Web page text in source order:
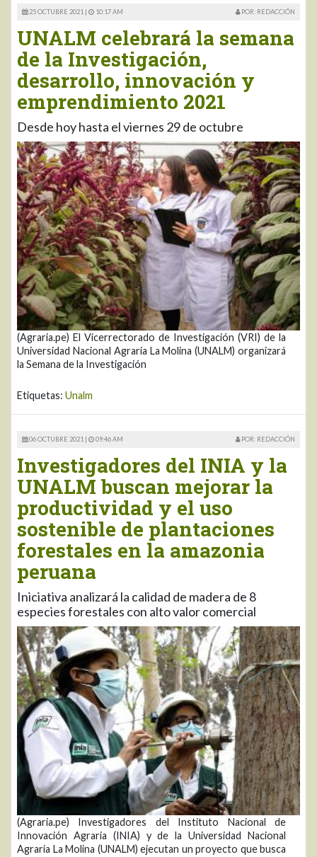
25 OCTUBRE 2021 | 10:17 AM POR: REDACCIÓN
UNALM celebrará la semana
de la Investigación,
desarrollo, innovación y
emprendimiento 2021
Desde hoy hasta el viernes 29 de octubre
(Agraria.pe) El Vicerrectorado de Investigación (VRI) de la
Universidad Nacional Agraria La Molina (UNALM) organizará
la Semana de la Investigación
Etiquetas: Unalm
06 OCTUBRE 2021 | 09:46 AM POR: REDACCIÓN
Investigadores del INIA y la
UNALM buscan mejorar la
productividad y el uso
sostenible de plantaciones
forestales en la amazonia
peruana
Iniciativa analizará la calidad de madera de 8
especies forestales con alto valor comercial
(Agraria.pe) Investigadores del Instituto Nacional de
Innovación Agraria (INIA) y de la Universidad Nacional
Agraria La Molina (UNALM) ejecutan un proyecto que busca